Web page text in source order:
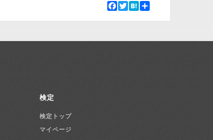
Facebook
Twitter
Hatena
検定
検定トップ
マイページ